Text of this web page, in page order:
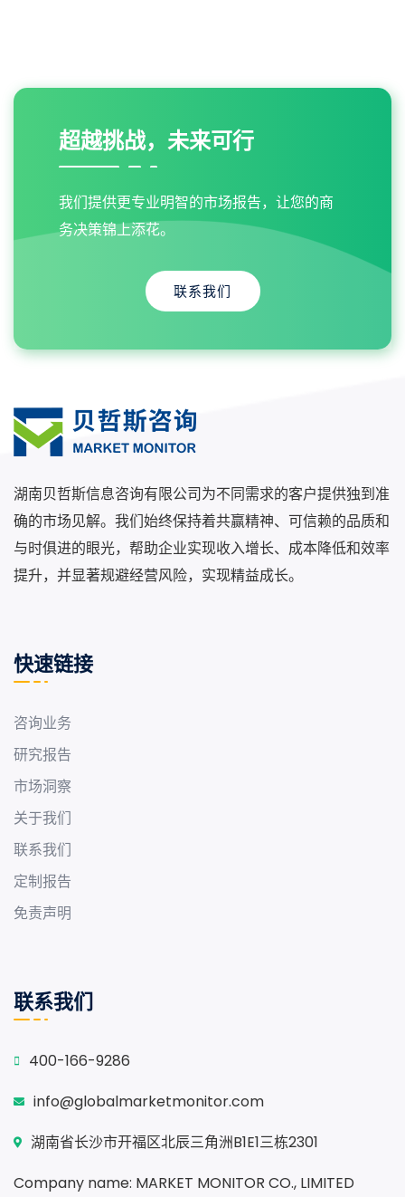
超越挑战，未来可行
我们提供更专业明智的市场报告，让您的商
务决策锦上添花。
联系我们
湖南贝哲斯信息咨询有限公司为不同需求的客户提供独到准
确的市场见解。我们始终保持着共赢精神、可信赖的品质和
与时俱进的眼光，帮助企业实现收入增长、成本降低和效率
提升，并显著规避经营风险，实现精益成长。
快速链接
咨询业务
研究报告
市场洞察
关于我们
联系我们
定制报告
免责声明
联系我们
400-166-9286
info@globalmarketmonitor.com
湖南省长沙市开福区北辰三角洲B1E1三栋2301
Company name: MARKET MONITOR CO., LIMITED